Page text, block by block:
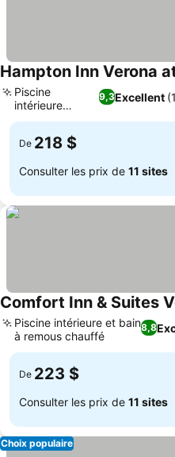
Hampton Inn Verona
9,3Excellent
Piscine
intérieure
chauffée
De 218 $
Consulter les prix de 11 sites
Comfort Inn & Suites
8,8
Piscine intérieure et bain
à remous chauffé
De 223 $
Consulter les prix de 11 sites
Choix populaire